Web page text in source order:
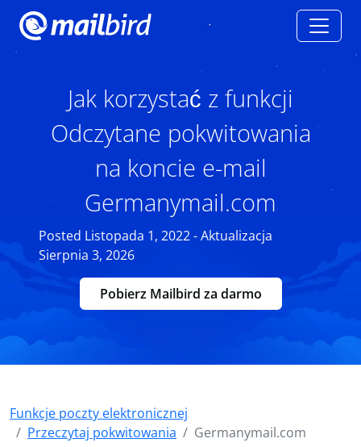
Jak korzystać z funkcji
Odczytane pokwitowania
na koncie e-mail
Germanymail.com
Posted Listopada 1, 2022 - Aktualizacja
Sierpnia 3, 2026
Pobierz Mailbird za darmo
Funkcje poczty elektronicznej
Przeczytaj pokwitowania
Germanymail.com